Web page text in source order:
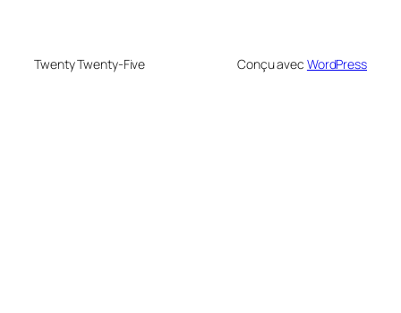
Twenty Twenty-Five Conçu avec WordPress